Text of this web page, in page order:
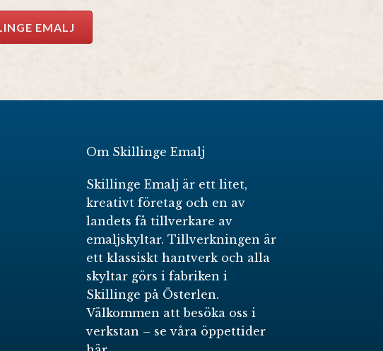
EMALJ
Om Skillinge Emalj
Skillinge Emalj är ett litet,
kreativt företag och en av
landets få tillverkare av
emaljskyltar. Tillverkningen är
ett klassiskt hantverk och alla
skyltar görs i fabriken i
Skillinge på Österlen.
Välkommen att besöka oss i
verkstan – se våra öppettider